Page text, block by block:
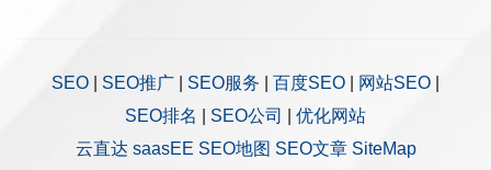
SEO SEO推广 SEO服务 百度SEO 网站SEO
SEO排名
SEO公司
优化网站
云直达 saasEE SEO地图 SEO文章 SiteMap